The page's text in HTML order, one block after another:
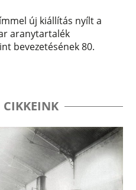
új kiállítás nyílt a
aranytartalék
bevezetésének 80.